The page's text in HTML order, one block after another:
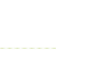
「AFTEE先享後付」